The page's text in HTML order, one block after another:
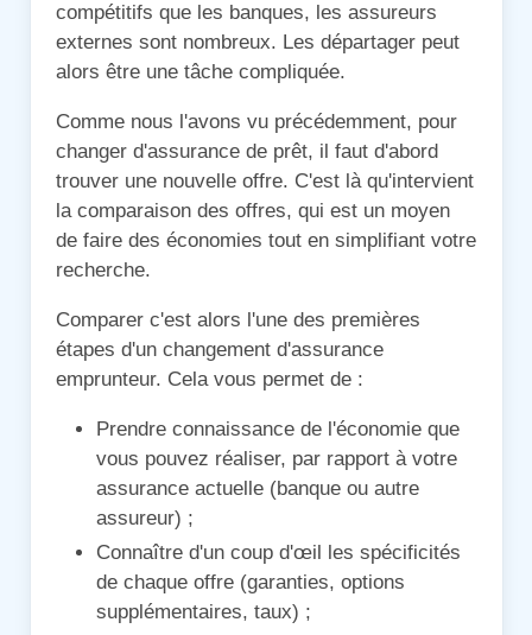
compétitifs que les banques, les assureurs
externes sont nombreux. Les départager peut
alors être une tâche compliquée.
Comme nous l'avons vu précédemment, pour
changer d'assurance de prêt, il faut d'abord
trouver une nouvelle offre. C'est là qu'intervient
la comparaison des offres, qui est un moyen
de faire des économies tout en simplifiant votre
recherche.
Comparer c'est alors l'une des premières
étapes d'un changement d'assurance
emprunteur. Cela vous permet de :
Prendre connaissance de l'économie que
vous pouvez réaliser, par rapport à votre
assurance actuelle (banque ou autre
assureur) ;
Connaître d'un coup d'œil les spécificités
de chaque offre (garanties, options
supplémentaires, taux) ;